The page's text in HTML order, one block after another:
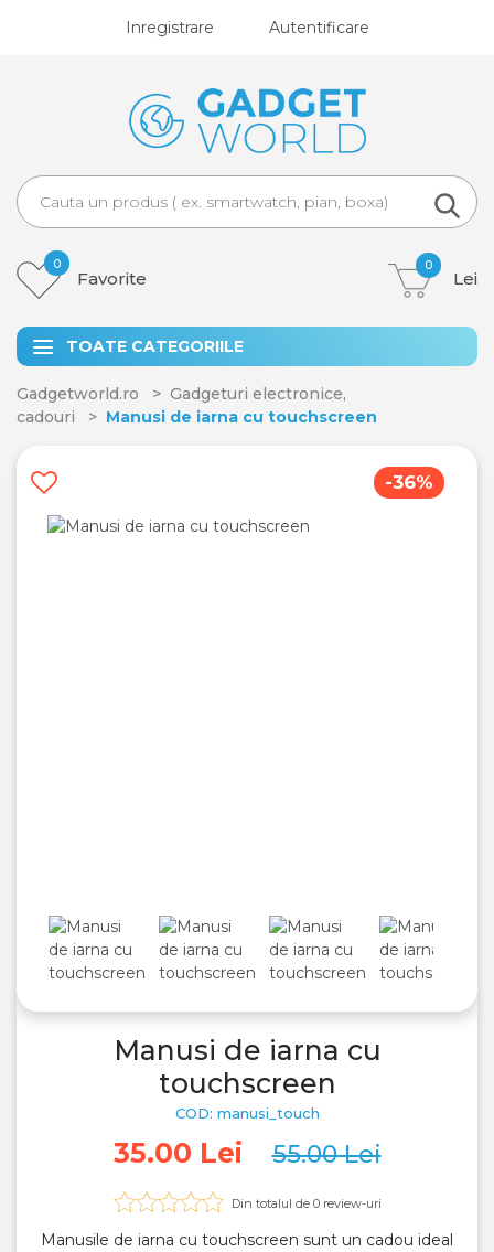
Inregistrare Autentificare
0
Favorite
0
Lei
TOATE CATEGORIILE
Gadgetworld.ro
Gadgeturi electronice,
cadouri
Manusi de iarna cu touchscreen
-36%
Manusi de iarna cu
touchscreen
COD: manusi_touch
35.00 Lei 55.00 Lei
Din totalul de 0review-uri
Manusile de iarna cu touchscreen sunt un cadou ideal